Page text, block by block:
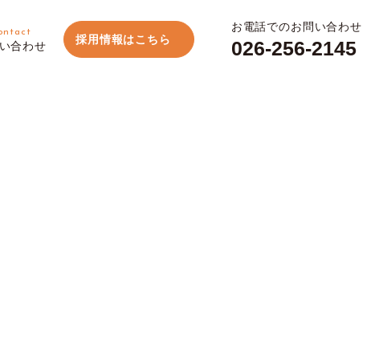
合わせ 採用情報はこちら
お電話でのお問い合わせ
026-256-2145